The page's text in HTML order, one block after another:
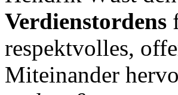
Verdienstordens
respektvolles,
Miteinander